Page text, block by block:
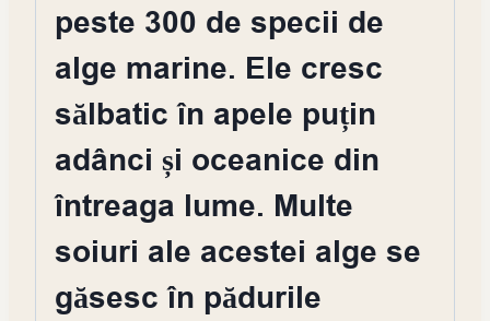
peste 300 de specii de
alge marine. Ele cresc
sălbatic în apele puțin
adânci și oceanice din
întreaga lume. Multe
soiuri ale acestei alge se
găsesc în pădurile